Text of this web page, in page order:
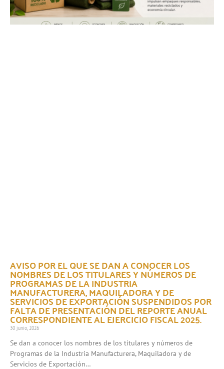
AVISO POR EL QUE SE DAN A CONOCER LOS
NOMBRES DE LOS TITULARES Y NÚMEROS DE
PROGRAMAS DE LA INDUSTRIA
MANUFACTURERA, MAQUILADORA Y DE
SERVICIOS DE EXPORTACIÓN SUSPENDIDOS POR
FALTA DE PRESENTACIÓN DEL REPORTE ANUAL
CORRESPONDIENTE AL EJERCICIO FISCAL 2025.
30 junio, 2026
Se dan a conocer los nombres de los titulares y números de
Programas de la Industria Manufacturera, Maquiladora y de
Servicios de Exportación…